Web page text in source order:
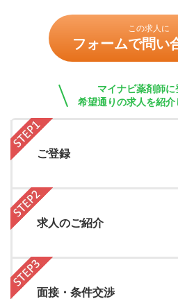
この求人に
フォームで問い
マイナビ薬剤師に
希望通りの求人を紹介
ご登録
求人のご紹介
面接・条件交渉